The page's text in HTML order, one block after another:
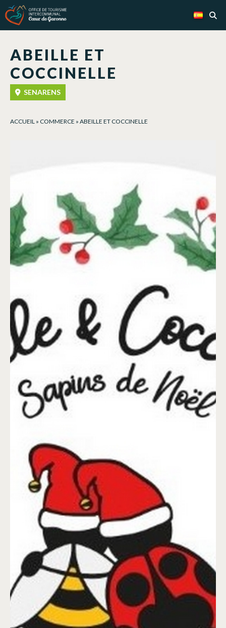
ABEILLE ET
COCCINELLE
SENARENS
ACCUEIL » COMMERCE » ABEILLE ET COCCINELLE
Panel de gestión de cookies